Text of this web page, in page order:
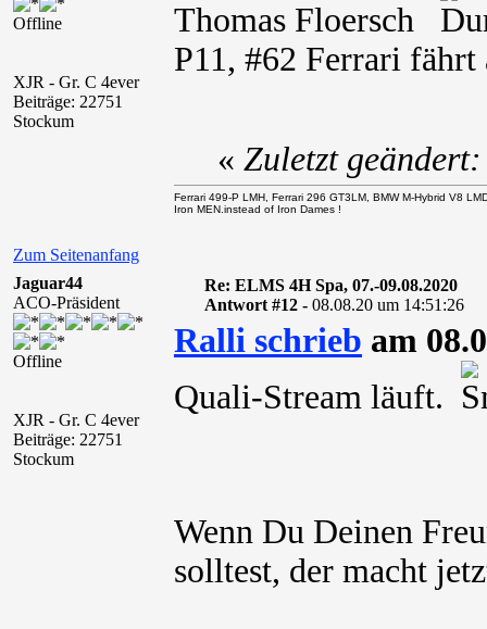
Offline
XJR - Gr. C 4ever
Beiträge: 22751
Stockum
Thomas Floersch
P11, #62 Ferrari
Zum Seitenanfang
« Zuletzt
Ferrari 499-P LMH, Ferrari 296 GT3LM, BMW M-Hybrid V8
Iron MEN.instead of Iron Dames !
Jaguar44
ACO-Präsident
Offline
XJR - Gr. C 4ever
Beiträge: 22751
Stockum
Re: ELMS 4H Spa, 07.-09.08.2020
Antwort #12 - 08.08.20 um 14:51:26
Ralli schrieb am
Quali-Stream läuft.
Wenn Du Deinen
solltest, der macht